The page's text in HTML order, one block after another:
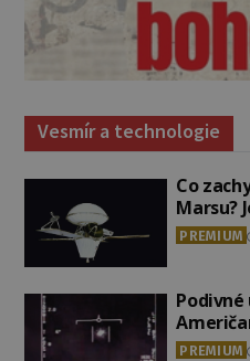
Vesmír a technologie
Co
Marsu?
PREMIUM
Podivné
PREMIUM